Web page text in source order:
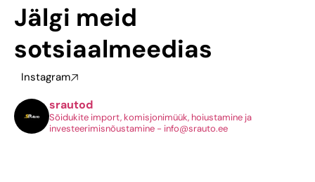
Jälgi meid
sotsiaalmeedias
Instagram
srautod
Sõidukite import, komisjonimüük, hoiustamine ja
investeerimisnõustamine - info@srauto.ee